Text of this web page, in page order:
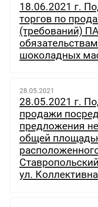
18.06.2021 г.
торгов по
(требований)
шоколадных
28.05.2021
28.05.2021 г.
продажи
предложения
общей
ул.